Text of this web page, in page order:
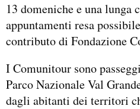
13 domeniche e una lunga
appuntamenti resa
contributo di Fondazione
I Comunitour sono
Parco Nazionale Val
dagli abitanti dei territori